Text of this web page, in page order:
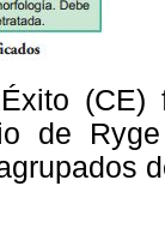
(CE)
de